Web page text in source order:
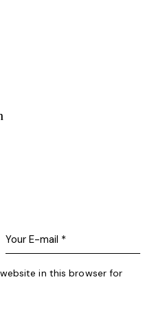
in this browser for